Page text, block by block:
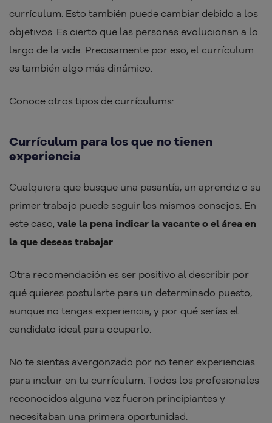
currículum. Esto también puede cambiar debido a los
objetivos. Es cierto que las personas evolucionan a lo
largo de la vida. Precisamente por eso, el currículum
es también algo más dinámico.
Conoce otros tipos de currículums:
Currículum para los que no tienen
experiencia
Cualquiera que busque una pasantía, un aprendiz o su
primer trabajo puede seguir los mismos consejos. En
este caso, vale la pena indicar la vacante o el área en
la que deseas trabajar
Otra recomendación es ser positivo al describir por
qué quieres postularte para un determinado puesto,
aunque no tengas experiencia, y por qué serías el
candidato ideal para ocuparlo.
No te sientas avergonzado por no tener experiencias
para incluir en tu currículum. Todos los profesionales
reconocidos alguna vez fueron principiantes y
necesitaban una primera oportunidad.